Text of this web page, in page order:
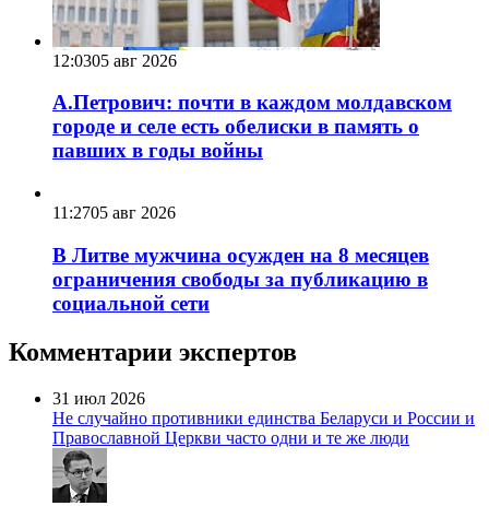
12:0305 авг 2026
А.Петрович: почти в каждом молдавском
городе и селе есть обелиски в память о
павших в годы войны
11:2705 авг 2026
В Литве мужчина осужден на 8 месяцев
ограничения свободы за публикацию в
социальной сети
Комментарии экспертов
31 июл 2026
Не случайно противники единства Беларуси и России и
Православной Церкви часто одни и те же люди